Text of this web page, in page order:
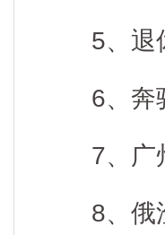
5、退休
6、奔驰
7、广州
8、俄渔